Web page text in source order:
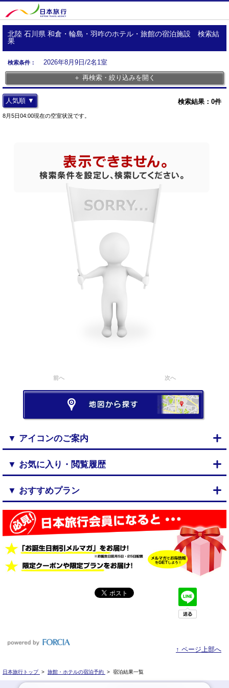
北陸 石川県 和倉・輪島・羽咋のホテル・旅館の宿泊施設 検索結
果
検索条件：
2026年8月9日/2名1室
＋ 再検索・絞り込みを開く
検索結果： 0件
人気順 ▼
8月5日04:00現在の空室状況です。
前へ 次へ
▼ アイコンのご案内
▼ お気に入り・閲覧履歴
▼ おすすめプラン
↑ ページ上部へ
日本旅行トップ > 旅館・ホテルの宿泊予約 > 宿泊結果一覧